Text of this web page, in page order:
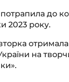
до
2023 року.
на